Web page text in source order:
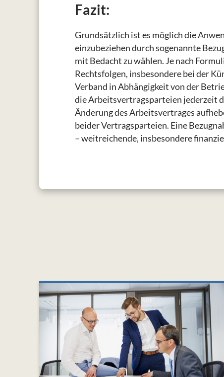
Fazit:
Grundsätzlich ist es möglich die
einzubeziehen durch sogenannte
mit Bedacht zu wählen. Je nach
Rechtsfolgen, insbesondere bei der
Verband in Abhängigkeit von der
die Arbeitsvertragsparteien jederzeit
Änderung des Arbeitsvertrages
beider Vertragsparteien. Eine
– weitreichende, insbesondere